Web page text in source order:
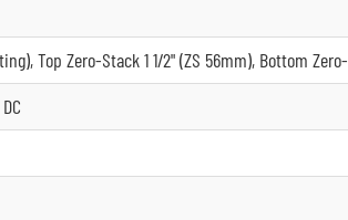
Top Zero-Stack 1 1/2" (ZS 56mm), Bottom